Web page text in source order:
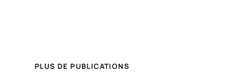
PLUS DE PUBLICATIONS